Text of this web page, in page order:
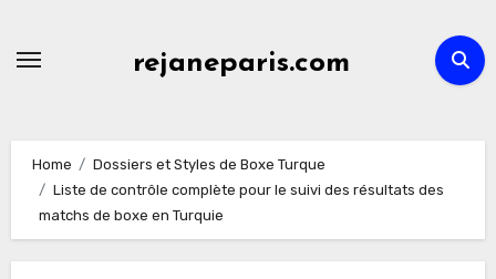
rejaneparis.com
Home
Dossiers et Styles de Boxe Turque
Liste de contrôle complète pour le suivi des résultats des
matchs de boxe en Turquie